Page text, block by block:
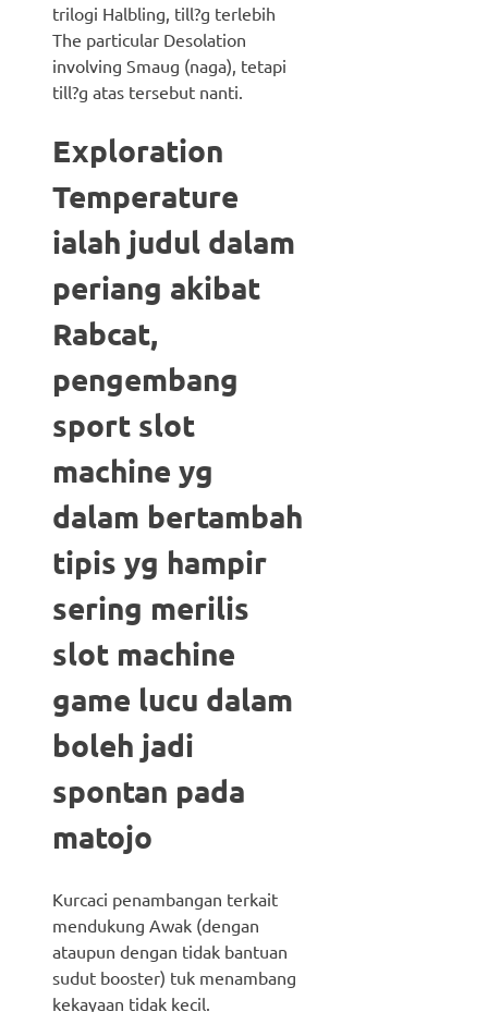
trilogi Halbling, till?g terlebih
The particular Desolation
involving Smaug (naga), tetapi
till?g atas tersebut nanti.
Exploration
Temperature
ialah judul dalam
periang akibat
Rabcat,
pengembang
sport slot
machine yg
dalam bertambah
tipis yg hampir
sering merilis
slot machine
game lucu dalam
boleh jadi
spontan pada
matojo
Kurcaci penambangan terkait
mendukung Awak (dengan
ataupun dengan tidak bantuan
sudut booster) tuk menambang
kekayaan tidak kecil.